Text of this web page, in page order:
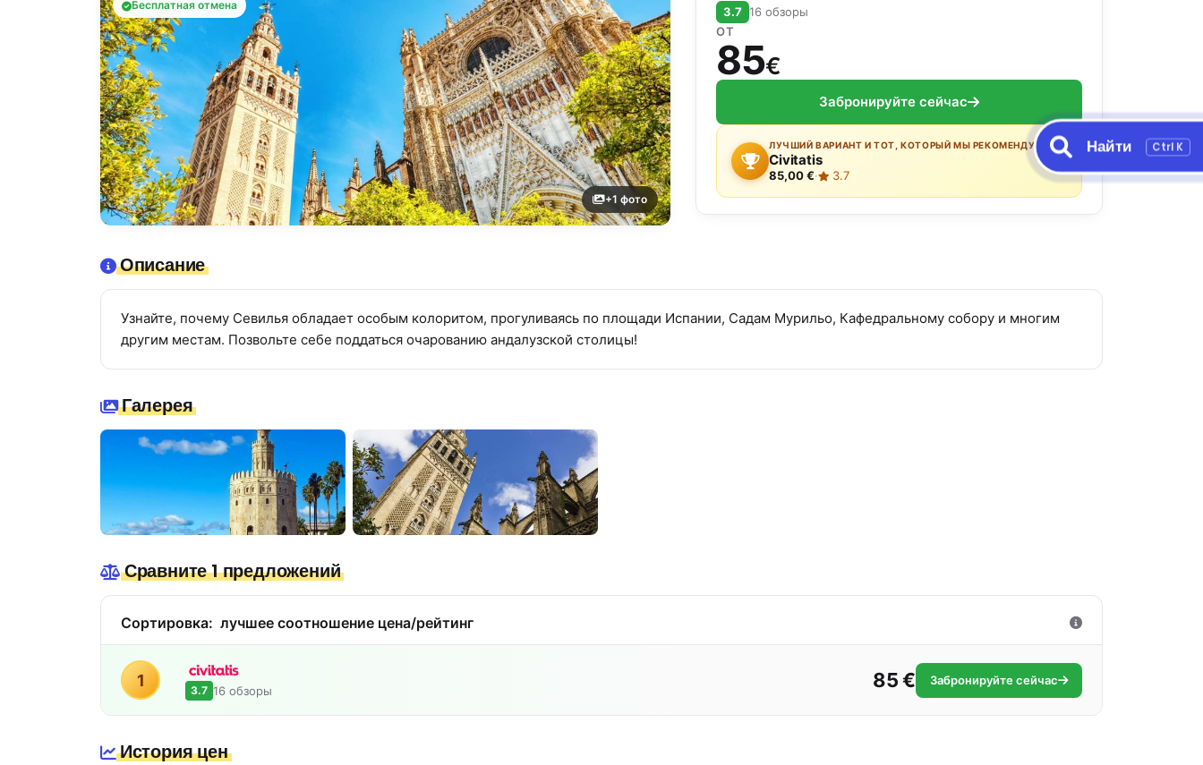
Бесплатная отмена
+1 фото
3.7 16 обзоры
ОТ
85€
Забронируйте сейчас
ЛУЧШИЙ ВАРИАНТ И ТОТ, КОТОРЫЙ МЫ РЕКОМЕНДУЕМ:
Civitatis
85,00 €· 3.7
Описание
Узнайте, почему Севилья обладает особым колоритом, прогуливаясь по площади Испании, Садам Мурильо, Кафедральному собору и многим
другим местам. Позвольте себе поддаться очарованию андалузской столицы!
Галерея
Сравните 1 предложений
Сортировка: лучшее соотношение цена/рейтинг
1
3.7 16 обзоры 85 € Забронируйте сейчас
История цен
Найти Ctrl K